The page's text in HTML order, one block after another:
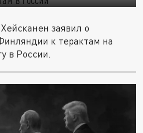
заявил о
к терактам на
в России.